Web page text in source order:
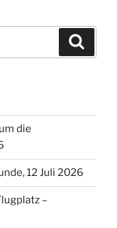
die
12 Juli 2026
–